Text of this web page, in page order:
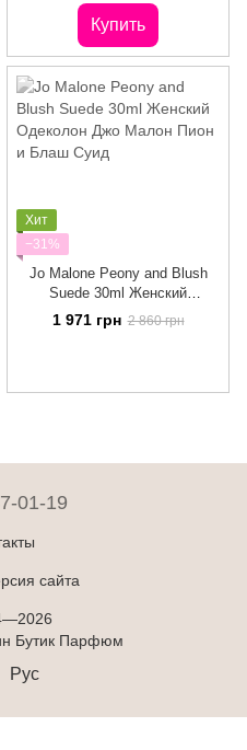
Купить
Хит
−31%
Jo Malone Peony and Blush
Suede 30ml Женский
Одеколон Джо Малон Пион и
Блаш Суид
1 971 грн 2 860 грн
01-19
сайта
Бутик Парфюм
Рус